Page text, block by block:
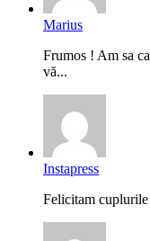
Marius
Frumos ! Am sa
vă...
Instapress
Felicitam cuplurile